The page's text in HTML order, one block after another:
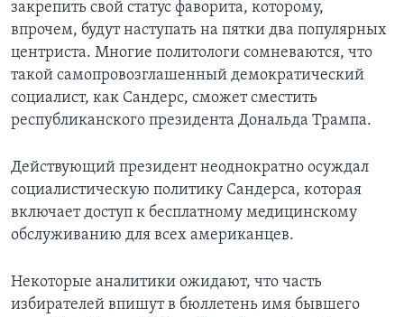
закрепить свой статус фаворита, которому,
впрочем, будут наступать на пятки два популярных
центриста. Многие политологи сомневаются, что
такой самопровозглашенный демократический
социалист, как Сандерс, сможет сместить
республиканского президента Дональда Трампа.
Действующий президент неоднократно осуждал
социалистическую политику Сандерса, которая
включает доступ к бесплатному медицинскому
обслуживанию для всех американцев.
Некоторые аналитики ожидают, что часть
избирателей впишут в бюллетень имя бывшего